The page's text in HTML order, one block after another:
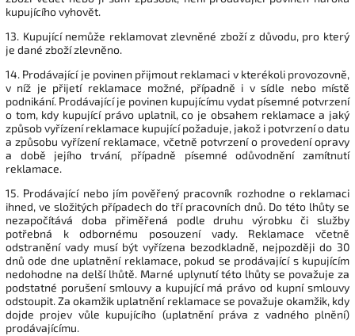
kupujícího vyhovět.
13. Kupující nemůže reklamovat zlevněné zboží z důvodu, pro který
je dané zboží zlevněno.
14. Prodávající je povinen přijmout reklamaci v kterékoli provozovně,
v níž je přijetí reklamace možné, případně i v sídle nebo místě
podnikání. Prodávající je povinen kupujícímu vydat písemné potvrzení
o tom, kdy kupující právo uplatnil, co je obsahem reklamace a jaký
způsob vyřízení reklamace kupující požaduje, jakož i potvrzení o datu
a způsobu vyřízení reklamace, včetně potvrzení o provedení opravy
a době jejího trvání, případně písemné odůvodnění zamítnutí
reklamace.
15. Prodávající nebo jím pověřený pracovník rozhodne o reklamaci
ihned, ve složitých případech do tří pracovních dnů. Do této lhůty se
nezapočítává doba přiměřená podle druhu výrobku či služby
potřebná k odbornému posouzení vady. Reklamace včetně
odstranění vady musí být vyřízena bezodkladně, nejpozději do 30
dnů ode dne uplatnění reklamace, pokud se prodávající s kupujícím
nedohodne na delší lhůtě. Marné uplynutí této lhůty se považuje za
podstatné porušení smlouvy a kupující má právo od kupní smlouvy
odstoupit. Za okamžik uplatnění reklamace se považuje okamžik, kdy
dojde projev vůle kupujícího (uplatnění práva z vadného plnění)
prodávajícímu.